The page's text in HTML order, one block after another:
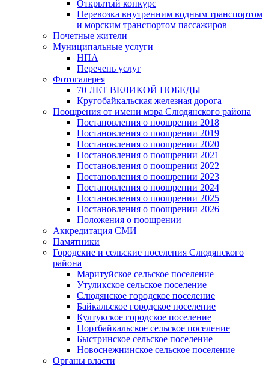
Открытый конкурс
Перевозка внутренним водным транспортом
и морским транспортом пассажиров
Почетные жители
Муниципальные услуги
НПА
Перечень услуг
Фотогалерея
70 ЛЕТ ВЕЛИКОЙ ПОБЕДЫ
Кругобайкальская железная дорога
Поощрения от имени мэра Слюдянского района
Постановления о поощрении 2018
Постановления о поощрении 2019
Постановления о поощрении 2020
Постановления о поощрении 2021
Постановления о поощрении 2022
Постановления о поощрении 2023
Постановления о поощрении 2024
Постановления о поощрении 2025
Постановления о поощрении 2026
Положения о поощрении
Аккредитация СМИ
Памятники
Городские и сельские поселения Слюдянского
района
Маритуйское сельское поселение
Утуликское сельское поселение
Слюдянское городское поселение
Байкальское городское поселение
Култукское городское поселение
Портбайкальское сельское поселение
Быстринское сельское поселение
Новоснежнинское сельское поселение
Органы власти